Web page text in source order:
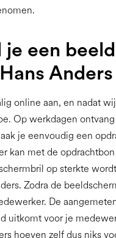
je een
online aan, en nadat
Op werkdagen
je eenvoudig een
kan met de
op sterkte
Zodra de
De
uitkomt voor je
hoeven zelf dus niks